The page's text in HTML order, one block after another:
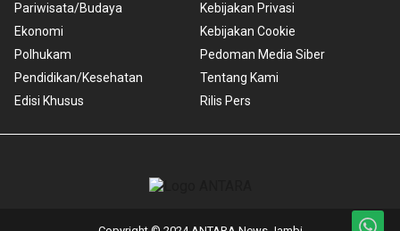
Pariwisata/Budaya
Ekonomi
Polhukam
Pendidikan/Kesehatan
Edisi Khusus
Kebijakan Privasi
Kebijakan Cookie
Pedoman Media Siber
Tentang Kami
Rilis Pers